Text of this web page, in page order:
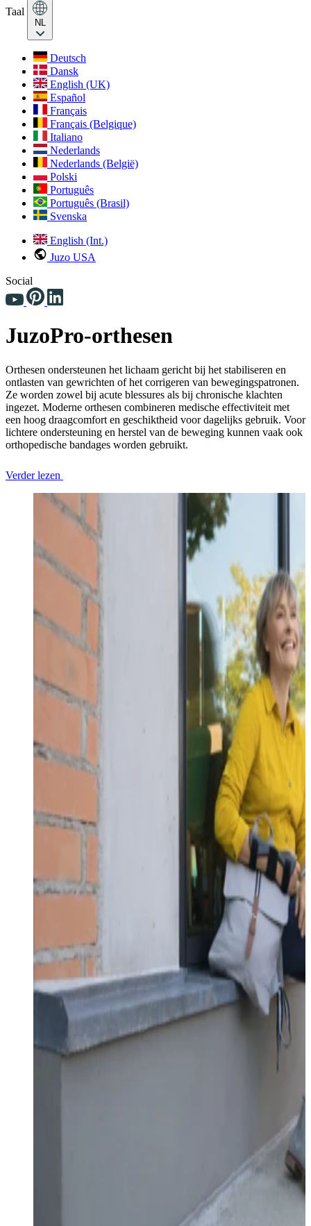
Taal
NL
Deutsch
Dansk
English (UK)
Español
Français
Français (Belgique)
Italiano
Nederlands
Nederlands (België)
Polski
Português
Português (Brasil)
Svenska
English (Int.)
Juzo USA
Social
JuzoPro-orthesen
Orthesen ondersteunen het lichaam gericht bij het stabiliseren en
ontlasten van gewrichten of het corrigeren van bewegingspatronen.
Ze worden zowel bij acute blessures als bij chronische klachten
ingezet. Moderne orthesen combineren medische effectiviteit met
een hoog draagcomfort en geschiktheid voor dagelijks gebruik. Voor
lichtere ondersteuning en herstel van de beweging kunnen vaak ook
orthopedische bandages worden gebruikt.
Verder lezen